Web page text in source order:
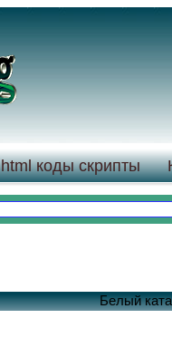
html коды скрипты
Белый